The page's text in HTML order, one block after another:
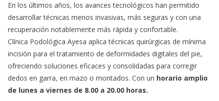
En los últimos años, los avances tecnológicos han permitido
desarrollar técnicas menos invasivas, más seguras y con una
recuperación notablemente más rápida y confortable.
Clínica Podológica Ayesa aplica técnicas quirúrgicas de mínima
incisión para el tratamiento de deformidades digitales del pie,
ofreciendo soluciones eficaces y consolidadas para corregir
dedos en garra, en mazo o montados. Con un horario amplio
de lunes a viernes de 8.00 a 20.00 horas.